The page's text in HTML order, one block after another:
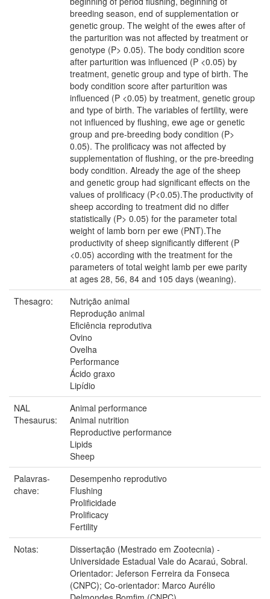
breeding season, end of supplementation or
genetic group. The weight of the ewes after of
the parturition was not affected by treatment or
genotype (P> 0.05). The body condition score
after parturition was influenced (P <0.05) by
treatment, genetic group and type of birth. The
body condition score after parturition was
influenced (P <0.05) by treatment, genetic group
and type of birth. The variables of fertility, were
not influenced by flushing, ewe age or genetic
group and pre-breeding body condition (P>
0.05). The prolificacy was not affected by
supplementation of flushing, or the pre-breeding
body condition. Already the age of the sheep
and genetic group had significant effects on the
values of prolificacy (P<0.05).The productivity of
sheep according to treatment did no differ
statistically (P> 0.05) for the parameter total
weight of lamb born per ewe (PNT).The
productivity of sheep significantly different (P
<0.05) according with the treatment for the
parameters of total weight lamb per ewe parity
at ages 28, 56, 84 and 105 days (weaning).
Thesagro:
Nutrição animal
Reprodução animal
Eficiência reprodutiva
Ovino
Ovelha
Performance
Ácido graxo
Lipídio
NAL
Thesaurus:
Animal performance
Animal nutrition
Reproductive performance
Lipids
Sheep
Palavras-
chave:
Desempenho reprodutivo
Flushing
Prolificidade
Prolificacy
Fertility
Notas:
Dissertação (Mestrado em Zootecnia) -
Universidade Estadual Vale do Acaraú, Sobral.
Orientador: Jeferson Ferreira da Fonseca
(CNPC); Co-orientador: Marco Aurélio